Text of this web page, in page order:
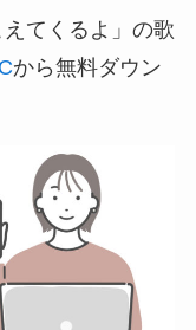
てくるよ」の歌
から無料ダウン